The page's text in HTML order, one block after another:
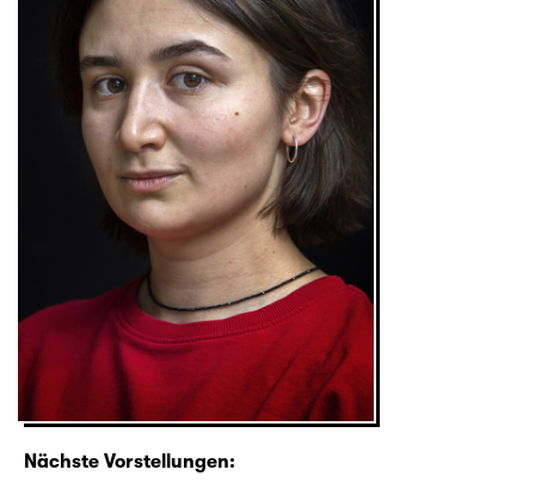
Nächste Vorstellungen: